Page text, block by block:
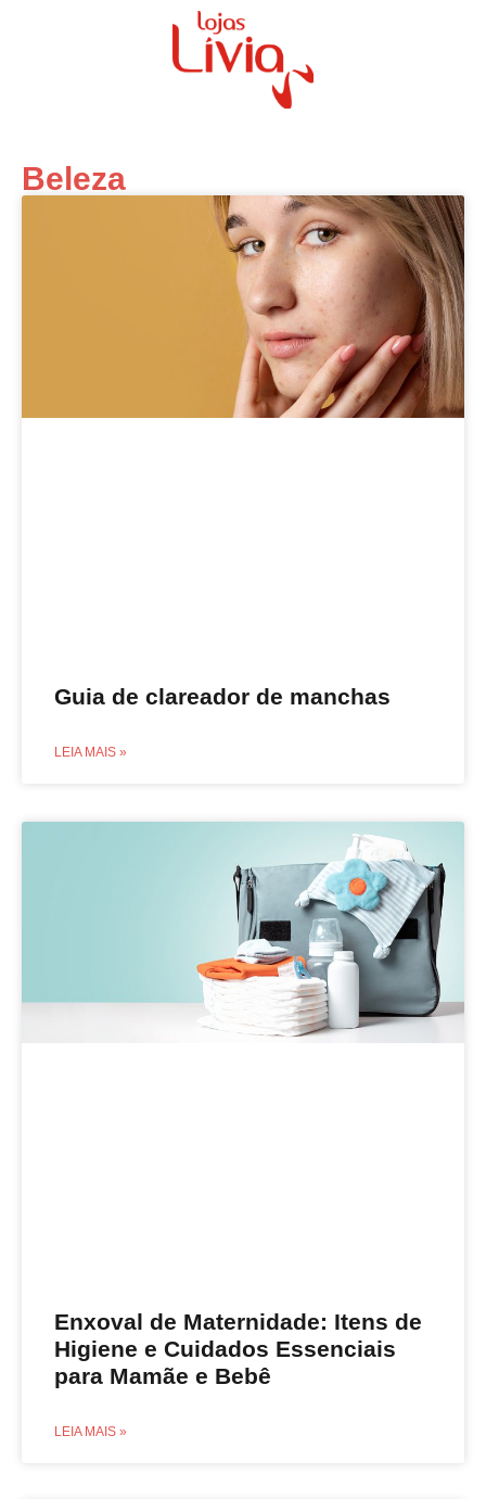
Beleza
Guia de clareador de manchas
LEIA MAIS »
Enxoval de Maternidade: Itens de
Higiene e Cuidados Essenciais
para Mamãe e Bebê
LEIA MAIS »